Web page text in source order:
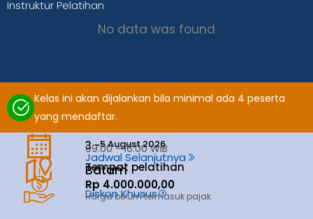
Instruktur Pelatihan
No data was found
Kelas ini akan dijalankan bila minimal ada 4 peserta
yang mendaftar.
3 -5 August 2026
09.00 - 16.00 WIB
Jadwal Selanjutnya
Tempat pelatihan
Batam
Batam
Rp 4.000.000,00
Diskon Khusus
Harga belum termasuk pajak